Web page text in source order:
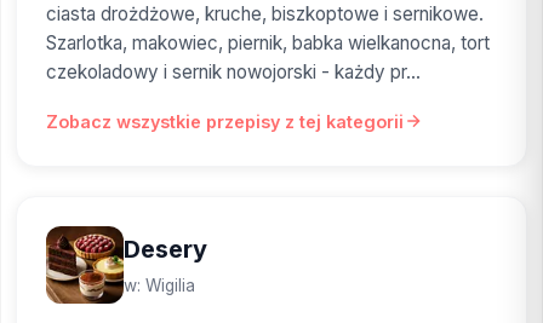
ciasta drożdżowe, kruche, biszkoptowe i sernikowe.
Szarlotka, makowiec, piernik, babka wielkanocna, tort
czekoladowy i sernik nowojorski - każdy pr...
Zobacz wszystkie przepisy z tej kategorii
Desery
w: Wigilia